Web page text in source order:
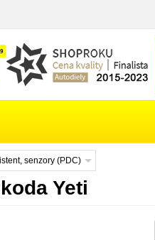
senzory (PDC)
Yeti